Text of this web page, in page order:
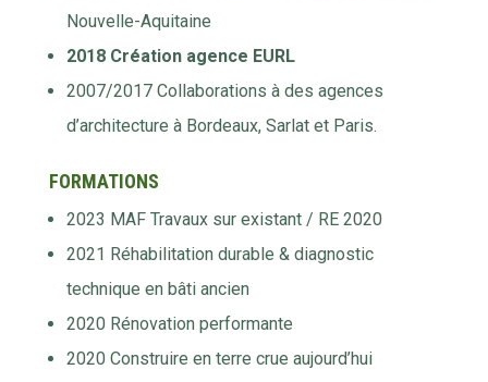
Nouvelle-Aquitaine
2018 Création agence EURL
2007/2017 Collaborations à des agences
d’architecture à Bordeaux, Sarlat et Paris.
FORMATIONS
2023 MAF Travaux sur existant / RE 2020
2021 Réhabilitation durable & diagnostic
technique en bâti ancien
2020 Rénovation performante
2020 Construire en terre crue aujourd’hui